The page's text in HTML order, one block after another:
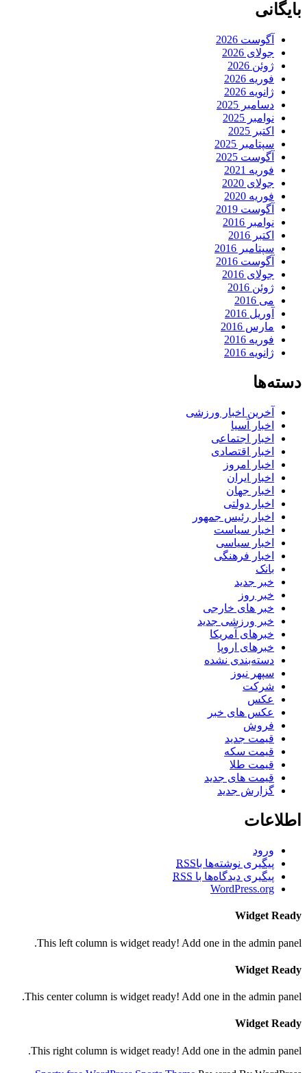
بایگانی
آگوست 2026
جولای 2026
ژوئن 2026
فوریه 2026
ژانویه 2026
دسامبر 2025
نوامبر 2025
اکتبر 2025
سپتامبر 2025
آگوست 2025
فوریه 2021
جولای 2020
فوریه 2020
آگوست 2019
نوامبر 2016
اکتبر 2016
سپتامبر 2016
آگوست 2016
جولای 2016
ژوئن 2016
می 2016
آوریل 2016
مارس 2016
فوریه 2016
ژانویه 2016
دسته‌ها
آخرین اخبار ورزشی
اخبار آسیا
اخبار اجتماعی
اخبار اقتصادی
اخبار امروز
اخبار ایران
اخبار جهان
اخبار دولتی
اخبار رئیس جمهور
اخبار سیاست
اخبار سیاسی
اخبار فرهنگی
بانک
خبر جدید
خبر روز
خبر های خارجی
خبر ورزشی جدید
خبرهای آمریکا
خبرهای اروپا
دسته‌بندی نشده
سپهر نیوز
شرکت
عکس
عکس های خبر
فروش
قیمت جدید
قیمت سکه
قیمت طلا
قیمت های جدید
گزارش جدید
اطلاعات
ورود
پیگیری نوشته‌ها باRSS
پیگیری دیدگاه‌ها با RSS
WordPress.org
Widget Ready
This left column is widget ready! Add one in the admin panel.
Widget Ready
This center column is widget ready! Add one in the admin panel.
Widget Ready
This right column is widget ready! Add one in the admin panel.